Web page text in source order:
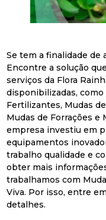
Se tem a finalidade de
Encontre a solução
serviços da Flora
disponibilizadas, como
Fertilizantes, Mudas
Mudas de Forrações e
empresa investiu em
equipamentos
trabalho qualidade e
obter mais
trabalhamos com
Viva. Por isso, entre
detalhes.